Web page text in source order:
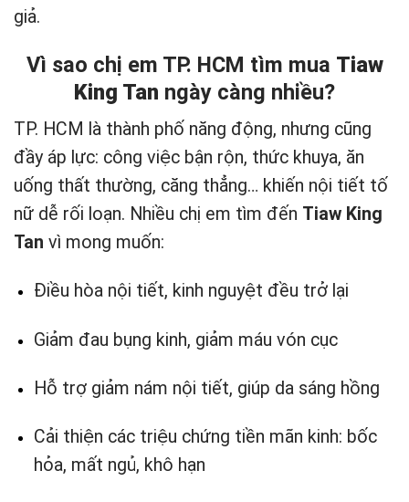
giả.
Vì sao chị em TP. HCM tìm mua Tiaw
King Tan ngày càng nhiều?
TP. HCM là thành phố năng động, nhưng cũng
đầy áp lực: công việc bận rộn, thức khuya, ăn
uống thất thường, căng thẳng… khiến nội tiết tố
nữ dễ rối loạn. Nhiều chị em tìm đến Tiaw King
Tan vì mong muốn:
Điều hòa nội tiết, kinh nguyệt đều trở lại
Giảm đau bụng kinh, giảm máu vón cục
Hỗ trợ giảm nám nội tiết, giúp da sáng hồng
Cải thiện các triệu chứng tiền mãn kinh: bốc
hỏa, mất ngủ, khô hạn